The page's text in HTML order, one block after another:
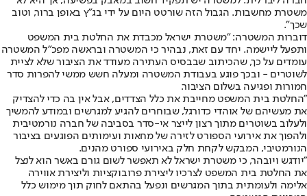
משטרת מחשבות. הגבול הזה שורטט היום על ידי בג״ץ באופן ברור, וטוב
שכך״.
דוברות המשטרה: "משטרת ישראל מכבדת את החלטת בית המשפט
ותפעל ליישמה. יחד עם זאת, נבהיר כי המשטרה ובראשה מפכ״ל המשטרה
עומדים על כך, שהכיתוב שבבסיס העתירה מעודד את הציבור שלא לציית
לשוטרים - ובכך פוגע בעבודת המשטרה ומעלה חשש ממשי להפרות סדר
חמורות ופגיעה בשלום הציבור.
"החלטת בית המשפט מחייבת את כלל הצדדים, אבל אין בה כדי להצדיק
את מעשיהם של אוהדי כדורגל, שבוחרים להגיע למגרשים ובמודע להמשיך
ולעלוב בשוטרים מתוך רצון לייצר אי-סדר בסביבה של חברה נורמטיבית
ולהפוך את אירועי הספורט לזירה של מחאות ועימותים הפוגעים בציבור
הנורמטיבי, המבקש לקחת חלק באירועי ספורט מהנים.
"יודגש ויובהר, כי משטרת ישראל לא תאפשר לשום גורם באשר הוא לנצל
את החלטת בית המשפט לצרכיו ליצירת פרובוקציות וליצירת אווירה
אלימה ולעומתית בתוך המגרשים ונפעל בהתאם לחוק תוך מימוש כלל